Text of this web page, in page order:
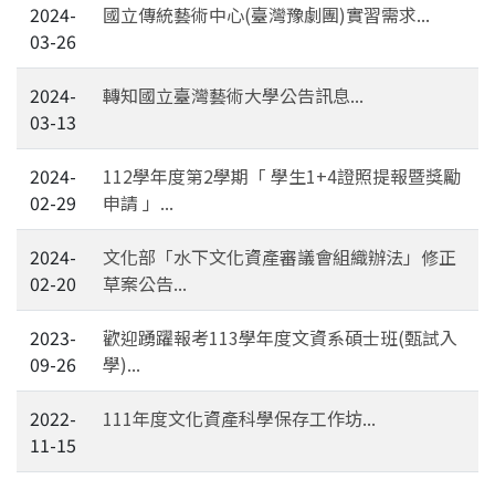
2024-
03-26
國立傳統藝術中心(臺灣豫劇團)實習需求...
2024-
03-13
轉知國立臺灣藝術大學公告訊息...
2024-
02-29
112學年度第2學期「 學生1+4證照提報暨獎勵
申請 」...
2024-
02-20
文化部「水下文化資產審議會組織辦法」修正
草案公告...
2023-
09-26
歡迎踴躍報考113學年度文資系碩士班(甄試入
學)...
2022-
11-15
111年度文化資產科學保存工作坊...